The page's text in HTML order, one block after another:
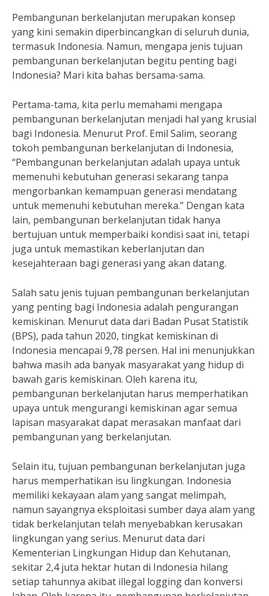
Pembangunan berkelanjutan merupakan konsep
yang kini semakin diperbincangkan di seluruh dunia,
termasuk Indonesia. Namun, mengapa jenis tujuan
pembangunan berkelanjutan begitu penting bagi
Indonesia? Mari kita bahas bersama-sama.
Pertama-tama, kita perlu memahami mengapa
pembangunan berkelanjutan menjadi hal yang krusial
bagi Indonesia. Menurut Prof. Emil Salim, seorang
tokoh pembangunan berkelanjutan di Indonesia,
“Pembangunan berkelanjutan adalah upaya untuk
memenuhi kebutuhan generasi sekarang tanpa
mengorbankan kemampuan generasi mendatang
untuk memenuhi kebutuhan mereka.” Dengan kata
lain, pembangunan berkelanjutan tidak hanya
bertujuan untuk memperbaiki kondisi saat ini, tetapi
juga untuk memastikan keberlanjutan dan
kesejahteraan bagi generasi yang akan datang.
Salah satu jenis tujuan pembangunan berkelanjutan
yang penting bagi Indonesia adalah pengurangan
kemiskinan. Menurut data dari Badan Pusat Statistik
(BPS), pada tahun 2020, tingkat kemiskinan di
Indonesia mencapai 9,78 persen. Hal ini menunjukkan
bahwa masih ada banyak masyarakat yang hidup di
bawah garis kemiskinan. Oleh karena itu,
pembangunan berkelanjutan harus memperhatikan
upaya untuk mengurangi kemiskinan agar semua
lapisan masyarakat dapat merasakan manfaat dari
pembangunan yang berkelanjutan.
Selain itu, tujuan pembangunan berkelanjutan juga
harus memperhatikan isu lingkungan. Indonesia
memiliki kekayaan alam yang sangat melimpah,
namun sayangnya eksploitasi sumber daya alam yang
tidak berkelanjutan telah menyebabkan kerusakan
lingkungan yang serius. Menurut data dari
Kementerian Lingkungan Hidup dan Kehutanan,
sekitar 2,4 juta hektar hutan di Indonesia hilang
setiap tahunnya akibat illegal logging dan konversi